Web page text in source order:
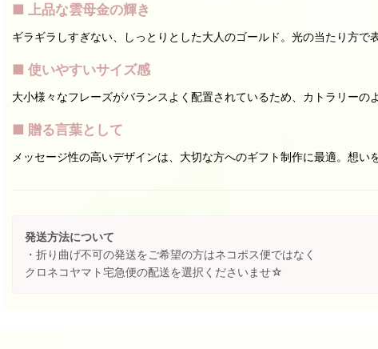
■ 上品な雲母金の輝き
ギラギラしすぎない、しっとりとした大人のゴールド。光の当たり方で
■ 使いやすいサイズ感
大小様々なフレーズがバランスよく配置されているため、カトラリー
■ 贈る言葉として
メッセージ性の高いデザインは、大切な方へのギフト制作に最適。想い
発送方法について
・折り曲げ不可の発送をご希望の方はネコポス便ではなく
クロネコヤマト宅急便の配送を選択くださいませ☆